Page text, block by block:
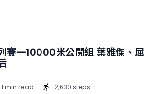
賽一10000米公開組 葉雅傑、屈
1 min read 2,630 steps